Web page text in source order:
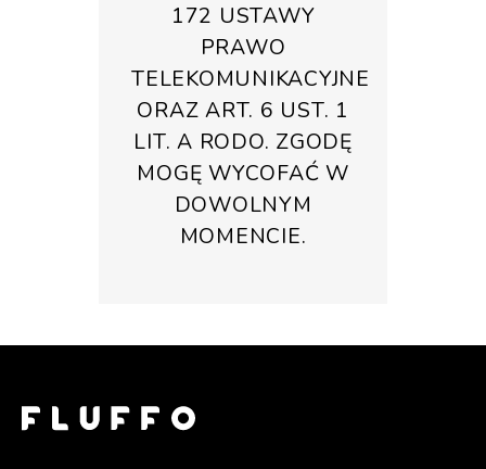
172 USTAWY
PRAWO
TELEKOMUNIKACYJNE
ORAZ ART. 6 UST. 1
LIT. A RODO. ZGODĘ
MOGĘ WYCOFAĆ W
DOWOLNYM
MOMENCIE.